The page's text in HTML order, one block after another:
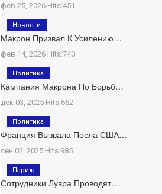
фев 25, 2026 Hits:451
Макрон Призвал К Усилению…
фев 14, 2026 Hits:740
Новости
Кампания Макрона По Борьб…
дек 03, 2025 Hits:662
Политика
Франция Вызвала Посла США…
сен 02, 2025 Hits:985
Политика
Сотрудники Лувра Проводят…
Париж